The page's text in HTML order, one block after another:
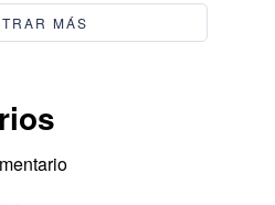
sumida en un sueño
demasiado puro». Mari
se va a ensayar con su
interrupción: Kaoru, la
MÁS